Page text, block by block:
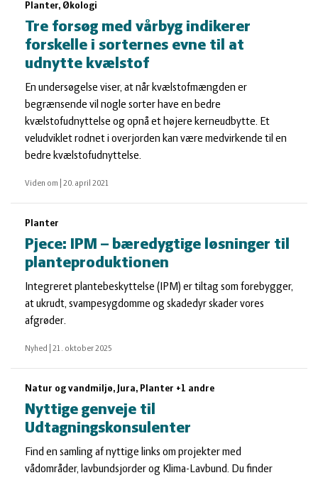
Planter, Økologi
Tre forsøg med vårbyg indikerer
forskelle i sorternes evne til at
udnytte kvælstof
En undersøgelse viser, at når kvælstofmængden er
begrænsende vil nogle sorter have en bedre
kvælstofudnyttelse og opnå et højere kerneudbytte. Et
veludviklet rodnet i overjorden kan være medvirkende til en
bedre kvælstofudnyttelse.
Viden om 20. april 2021
Planter
Pjece: IPM – bæredygtige løsninger til
planteproduktionen
Integreret plantebeskyttelse (IPM) er tiltag som forebygger,
at ukrudt, svampesygdomme og skadedyr skader vores
afgrøder.
Nyhed 21. oktober 2025
Natur og vandmiljø, Jura, Planter +1 andre
Nyttige genveje til
Udtagningskonsulenter
Find en samling af nyttige links om projekter med
vådområder, lavbundsjorder og Klima-Lavbund. Du finder